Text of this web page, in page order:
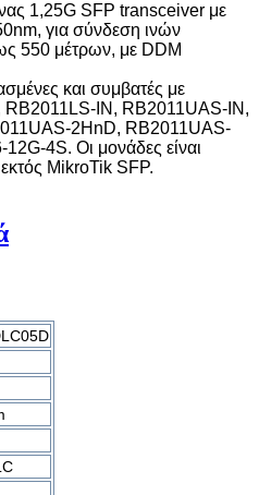
1,25G SFP transceiver με
για σύνδεση ινών
550 μέτρων, με DDM
και συμβατές με
IN, RB2011UAS-IN,
2HnD, RB2011UAS-
4S. Οι μονάδες είναι
MikroTik SFP.